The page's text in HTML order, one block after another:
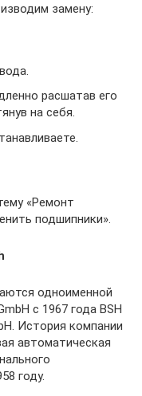
замену:
расшатав его
на себя.
«Ремонт
подшипники».
одноименной
с 1967 года BSH
История компании
автоматическая
году.